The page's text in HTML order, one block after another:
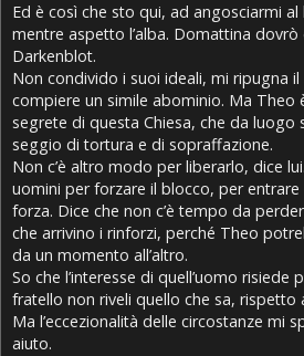
Ed è così che sto qui, ad angosciarmi
mentre aspetto l’alba. Domattina
Darkenblot.
Non condivido i suoi ideali, mi ripugna
compiere un simile abominio. Ma Theo
segrete di questa Chiesa, che da luogo
seggio di tortura e di sopraffazione.
Non c’è altro modo per liberarlo, dice
uomini per forzare il blocco, per
forza. Dice che non c’è tempo da
che arrivino i rinforzi, perché Theo
da un momento all’altro.
So che l’interesse di quell’uomo risiede
fratello non riveli quello che sa, rispetto
Ma l’eccezionalità delle circostanze mi
aiuto.